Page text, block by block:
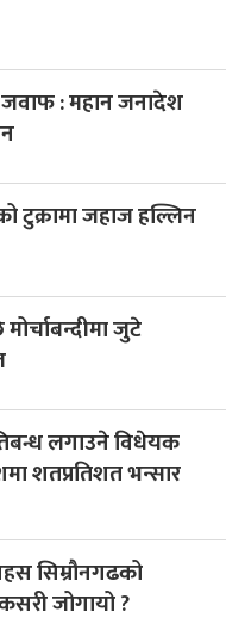
: महान जनादेश
टुक्रामा जहाज हल्लिन
जुटे
लगाउने विधेयक
शतप्रतिशत भन्सार
सिम्रौनगढको
जोगायो ?